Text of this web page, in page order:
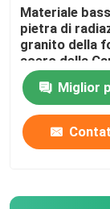
marmo di
Lastra
pietra
Pietra
Materiale
pietra di
granito della
acero della
G652 delle
della pietra
Miglior